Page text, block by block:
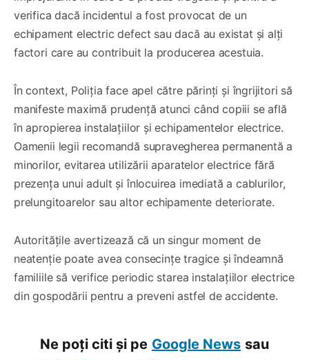
verifica dacă incidentul a fost provocat de un
echipament electric defect sau dacă au existat și alți
factori care au contribuit la producerea acestuia.
În context, Poliția face apel către părinți și îngrijitori să
manifeste maximă prudență atunci când copiii se află
în apropierea instalațiilor și echipamentelor electrice.
Oamenii legii recomandă supravegherea permanentă a
minorilor, evitarea utilizării aparatelor electrice fără
prezența unui adult și înlocuirea imediată a cablurilor,
prelungitoarelor sau altor echipamente deteriorate.
Autoritățile avertizează că un singur moment de
neatenție poate avea consecințe tragice și îndeamnă
familiile să verifice periodic starea instalațiilor electrice
din gospodării pentru a preveni astfel de accidente.
Ne poți citi și pe Google News sau